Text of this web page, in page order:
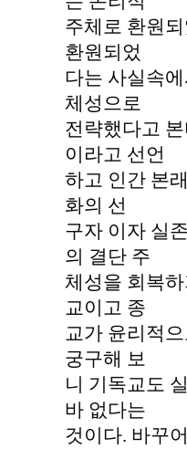
주체로 환원
환원되었
다는 사실속
체성으로
전략했다고
이라고 선언
하고 인간 본
화의 선
구자 이자 실
의 결단 주
체성을 회복
교이고 종
교가 윤리적
궁구해 보
니 기독교도
바 없다는
것이다. 바꾸